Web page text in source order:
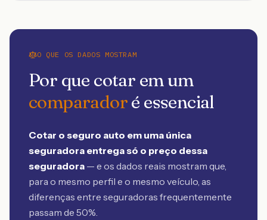
O QUE OS DADOS MOSTRAM
Por que cotar em um
comparadoré essencial
Cotar o seguro auto em uma única
seguradora entrega só o preço dessa
seguradora — e os dados reais mostram que,
para o mesmo perfil e o mesmo veículo, as
diferenças entre seguradoras frequentemente
passam de 50%.